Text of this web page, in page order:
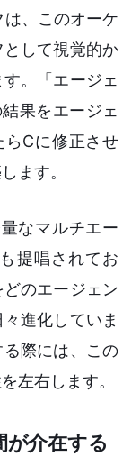
、このオーケ
して視覚的か
。「エージェ
果をエージェ
らCに修正させ
ます。
なマルチエー
提唱されてお
のエージェン
進化していま
際には、この
左右します。
介在する